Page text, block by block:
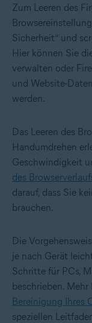
Zum Leeren des
Sicherheit“ und
Hier können Sie
verwalten oder
und Website-
werden.
Das Leeren des
Handumdrehen
Geschwindigkeit
des
darauf, dass Sie
brauchen.
Die
je nach Gerät
Schritte für PCs,
beschrieben.
Bereinigung Ihres
speziellen